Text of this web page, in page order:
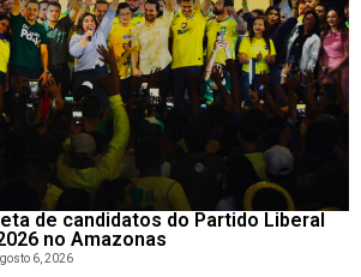
de candidatos do Partido Liberal
no Amazonas
6, 2026